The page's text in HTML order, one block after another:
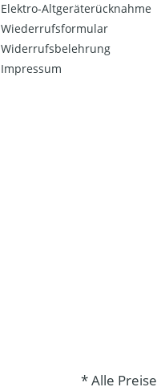
Elektro-Altgeräterücknahme
Wiederrufsformular
Widerrufsbelehrung
Impressum
* Alle